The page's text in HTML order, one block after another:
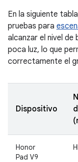
En la siguiente
pruebas para
alcanzar el nivel de
poca luz, lo que
correctamente el
Dispositivo
Honor
Pad V9